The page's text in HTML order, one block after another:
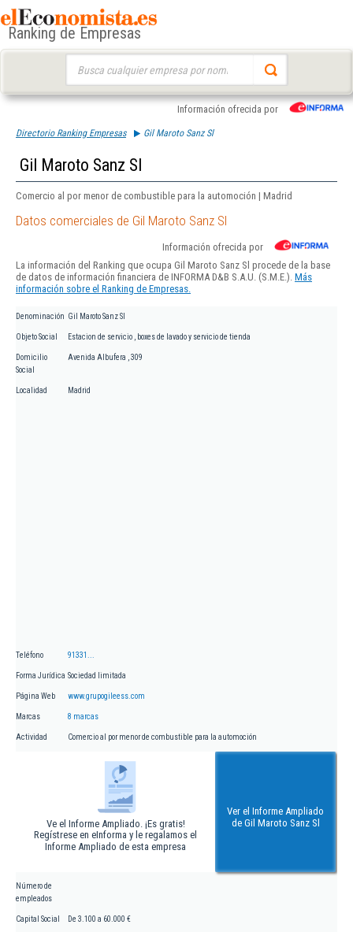
Ranking de Empresas
Información ofrecida por
Directorio Ranking Empresas Gil Maroto Sanz Sl
Gil Maroto Sanz Sl
Comercio al por menor de combustible para la automoción | Madrid
Datos comerciales de Gil Maroto Sanz Sl
Información ofrecida por
La información del Ranking que ocupa Gil Maroto Sanz Sl procede de la base
de datos de información financiera de INFORMA D&B S.A.U. (S.M.E.). Más
información sobre el Ranking de Empresas.
Denominación Gil Maroto Sanz Sl
Objeto Social Estacion de servicio , boxes de lavado y servicio de tienda
Domicilio
Social
Avenida Albufera , 309
Localidad Madrid
Teléfono 91331...
Forma Jurídica Sociedad limitada
Página Web www.grupogileess.com
Marcas 8 marcas
Actividad Comercio al por menor de combustible para la automoción
Ve el Informe Ampliado. ¡Es gratis!
Regístrese en eInforma y le regalamos el
Informe Ampliado de esta empresa
Ver el Informe Ampliado
de Gil Maroto Sanz Sl
Número de
empleados
Capital Social De 3.100 a 60.000 €